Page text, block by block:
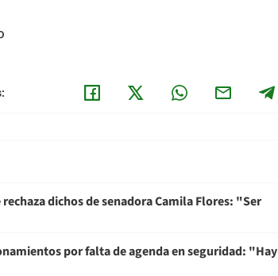
dichos de senadora Camila Flores: "Ser
por falta de agenda en seguridad: "Hay